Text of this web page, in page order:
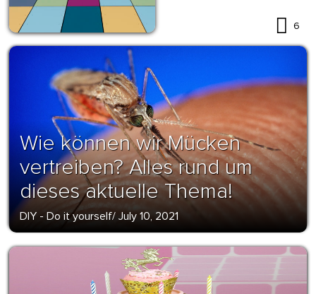
6
Wie können wir Mücken
vertreiben? Alles rund um
dieses aktuelle Thema!
DIY - Do it yourself/ July 10, 2021